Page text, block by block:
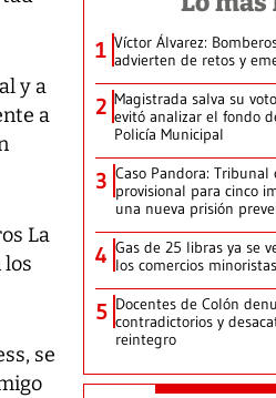
y a
a
La
los
se
1 Víctor Álvarez:
advierten de retos y
2 Magistrada salva su
evitó analizar el fondo
Policía Municipal
3 Caso Pandora:
provisional para cinco
una nueva prisión
4 Gas de 25 libras ya se
los comercios
5 Docentes de Colón
contradictorios y
reintegro